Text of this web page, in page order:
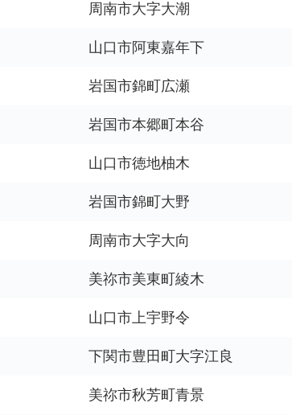
周南市大字大潮
山口市阿東嘉年下
岩国市錦町広瀬
岩国市本郷町本谷
山口市徳地柚木
岩国市錦町大野
周南市大字大向
美祢市美東町綾木
山口市上宇野令
下関市豊田町大字江良
美祢市秋芳町青景